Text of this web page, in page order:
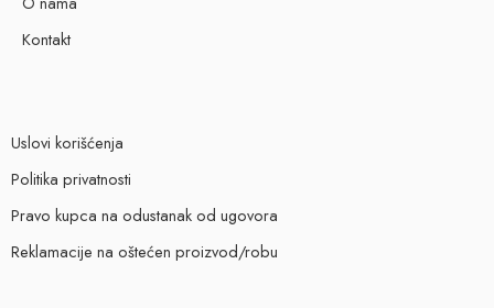
Kontakt
Uslovi korišćenja
Politika privatnosti
Pravo kupca na odustanak od ugovora
Reklamacije na oštećen proizvod/robu